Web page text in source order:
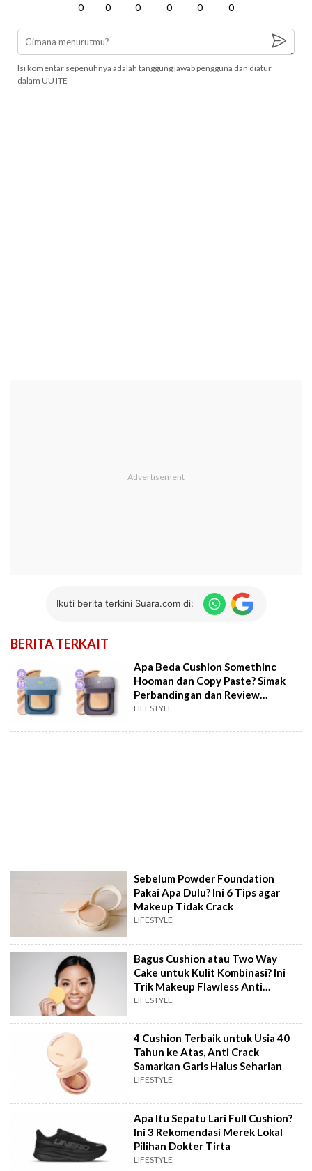
0 0 0 0 0 0
Isi komentar sepenuhnya adalah tanggung jawab pengguna dan diatur
dalam UU ITE
Ikuti berita terkini Suara.com di:
BERITA TERKAIT
Apa Beda Cushion Somethinc
Hooman dan Copy Paste? Simak
Perbandingan dan Review
Pengguna
LIFESTYLE
Sebelum Powder Foundation
Pakai Apa Dulu? Ini 6 Tips agar
Makeup Tidak Crack
LIFESTYLE
Bagus Cushion atau Two Way
Cake untuk Kulit Kombinasi? Ini
Trik Makeup Flawless Anti
Longsor
LIFESTYLE
4 Cushion Terbaik untuk Usia 40
Tahun ke Atas, Anti Crack
Samarkan Garis Halus Seharian
LIFESTYLE
Apa Itu Sepatu Lari Full Cushion?
Ini 3 Rekomendasi Merek Lokal
Pilihan Dokter Tirta
LIFESTYLE